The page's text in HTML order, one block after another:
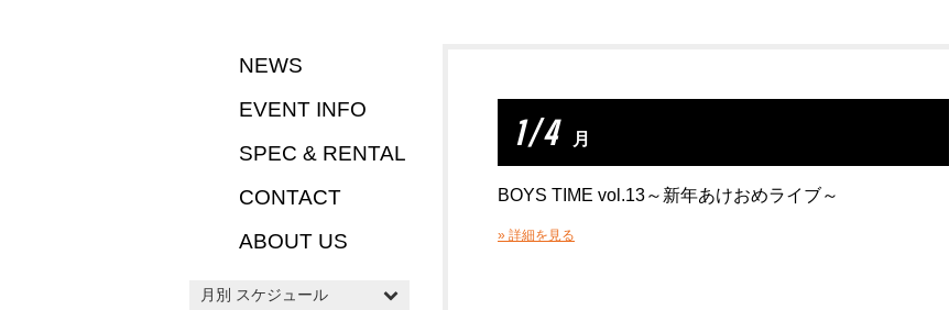
NEWS
EVENT INFO
SPEC & RENTAL
CONTACT
ABOUT US
月別 スケジュール
1 / 4 月
BOYS TIME vol.13～新年あけおめライブ～
» 詳細を見る